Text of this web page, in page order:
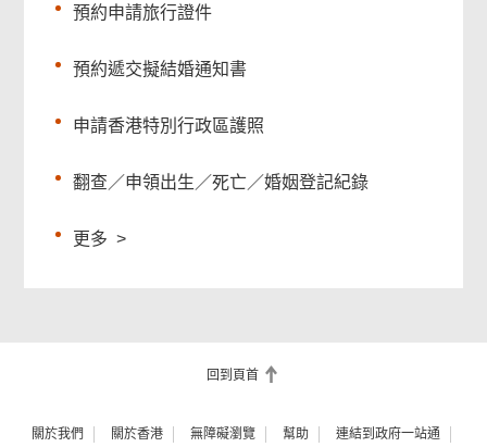
預約申請旅行證件
預約遞交擬結婚通知書
申請香港特別行政區護照
翻查／申領出生／死亡／婚姻登記紀錄
更多 >
回到頁首
關於我們 關於香港 無障礙瀏覽 幫助 連結到政府一站通